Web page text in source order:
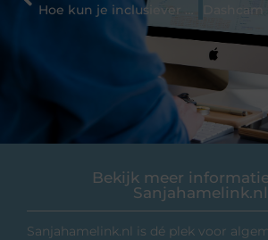
Bekijk meer
Sanjahamelink.nl
Sanjahamelink.nl is dé plek voor
Hoe kun je inclusiever zijn naar klanten toe?